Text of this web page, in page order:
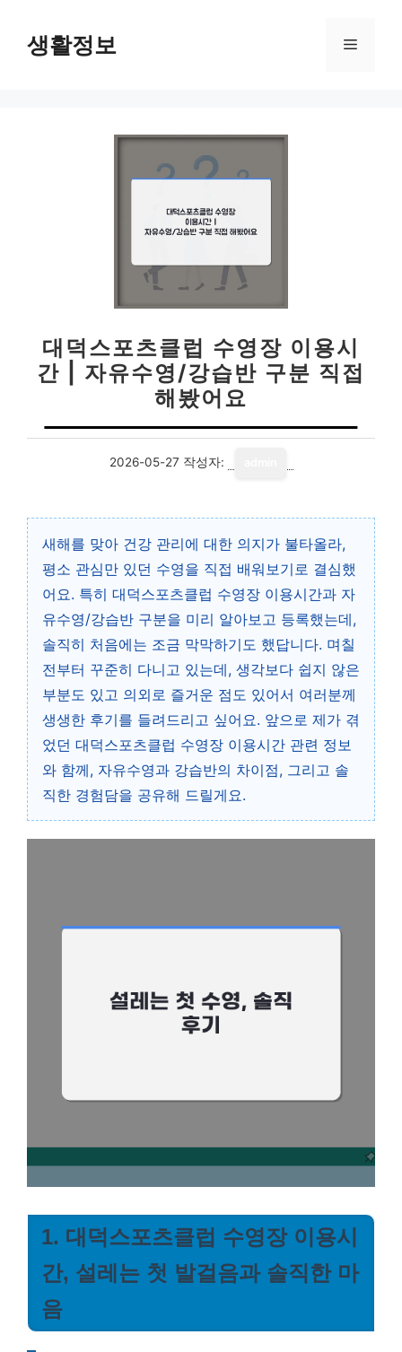
생활정보 메
대덕스포츠클럽 수영장 이용시
간 | 자유수영/강습반 구분 직접
해봤어요
2026-05-27 작성자:
새해를 맞아 건강 관리에 대한 의지가 불타올라,
평소 관심만 있던 수영을 직접 배워보기로 결심했
어요. 특히 대덕스포츠클럽 수영장 이용시간과 자
유수영/강습반 구분을 미리 알아보고 등록했는데,
솔직히 처음에는 조금 막막하기도 했답니다. 며칠
전부터 꾸준히 다니고 있는데, 생각보다 쉽지 않은
부분도 있고 의외로 즐거운 점도 있어서 여러분께
생생한 후기를 들려드리고 싶어요. 앞으로 제가 겪
었던 대덕스포츠클럽 수영장 이용시간 관련 정보
와 함께, 자유수영과 강습반의 차이점, 그리고 솔
직한 경험담을 공유해 드릴게요.
1. 대덕스포츠클럽 수영장 이용시
간, 설레는 첫 발걸음과 솔직한 마
음